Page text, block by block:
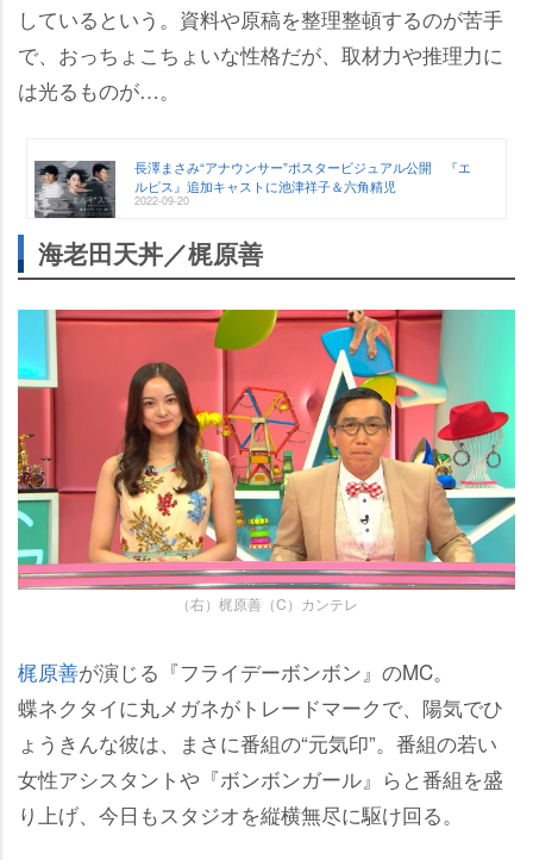
しているという。資料や原稿を整理整頓するのが苦手
で、おっちょこちょいな性格だが、取材力や推理力に
は光るものが…。
長澤まさみ“アナウンサー”ポスタービジュアル公開 『エ
ルピス』追加キャストに池津祥子＆六角精児
2022-09-20
海老田天丼／梶原善
（右）梶原善（C）カンテレ
梶原善が演じる『フライデーボンボン』のMC。
蝶ネクタイに丸メガネがトレードマークで、陽気でひ
ょうきんな彼は、まさに番組の“元気印”。番組の若い
女性アシスタントや『ボンボンガール』らと番組を盛
り上げ、今日もスタジオを縦横無尽に駆け回る。